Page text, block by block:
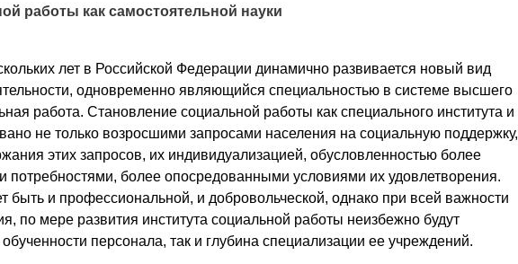
работы как самостоятельной науки
лет в Российской Федерации динамично развивается новый вид
одновременно являющийся специальностью в системе высшего
работа. Становление социальной работы как специального института и
не только возросшими запросами населения на социальную поддержку,
этих запросов, их индивидуализацией, обусловленностью более
потребностями, более опосредованными условиями их удовлетворения.
быть и профессиональной, и добровольческой, однако при всей важности
по мере развития института социальной работы неизбежно будут
обученности персонала, так и глубина специализации ее учреждений.